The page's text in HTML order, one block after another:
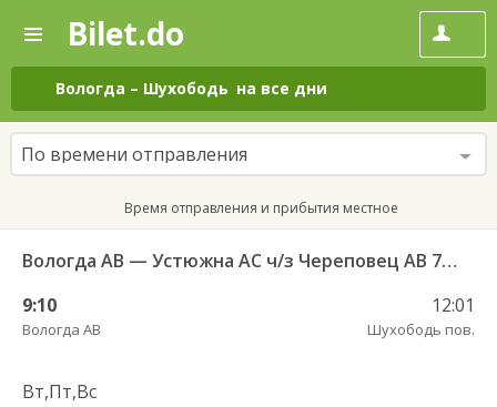
—
Поиск
и
покупка
билетов
на
автобус
онлайн
Bilet.do
Вологда – Шухободь на все дни
По времени отправления
Время отправления и прибытия местное
Вологда АВ — Устюжна АС ч/з Череповец АВ 762
9:10
Вологда АВ
12:01
Шухободь пов.
Вт,Пт,Вс